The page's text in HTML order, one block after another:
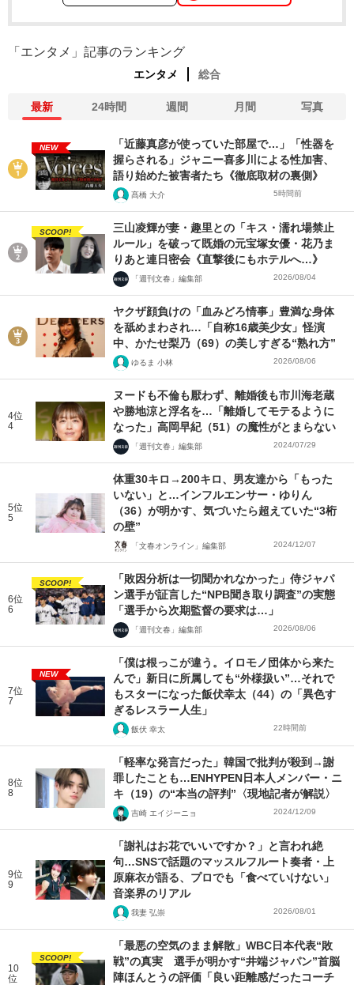
「エンタメ」記事のランキング
エンタメ 総合
最新 24時間 週間 月間 写真
NEW
「近藤真彦が使っていた部屋で…」「性器を
握らされる」ジャニー喜多川による性加害、
語り始めた被害者たち《徹底取材の裏側》
髙橋 大介 5時間前
SCOOP!
三山凌輝が妻・趣里との「キス・濡れ場禁止
ルール」を破って既婚の元宝塚女優・花乃ま
りあと連日密会《直撃後にもホテルへ…》
「週刊文春」編集部 2026/08/04
ヤクザ顔負けの「血みどろ情事」豊満な身体
を舐めまわされ…「自称16歳美少女」怪演
中、かたせ梨乃（69）の美しすぎる“熟れ方”
ゆるま 小林 2026/08/06
4位
4
ヌードも不倫も厭わず、離婚後も市川海老蔵
や勝地涼と浮名を…「離婚してモテるように
なった」高岡早紀（51）の魔性がとまらない
「週刊文春」編集部 2024/07/29
5位
5
体重30キロ→200キロ、男友達から「もった
いない」と…インフルエンサー・ゆりん
（36）が明かす、気づいたら超えていた“3桁
の壁”
「文春オンライン」編集部 2024/12/07
6位
6
SCOOP!
「敗因分析は一切聞かれなかった」侍ジャパ
ン選手が証言した“NPB聞き取り調査”の実態
「選手から次期監督の要求は…」
「週刊文春」編集部 2026/08/06
7位
7
NEW
「僕は根っこが違う。イロモノ団体から来た
んで」新日に所属しても“外様扱い”…それで
もスターになった飯伏幸太（44）の「異色す
ぎるレスラー人生」
飯伏 幸太 22時間前
8位
8
「軽率な発言だった」韓国で批判が殺到→謝
罪したことも…ENHYPEN日本人メンバー・ニ
キ（19）の“本当の評判”〈現地記者が解説〉
吉崎 エイジーニョ 2024/12/09
9位
9
「謝礼はお花でいいですか？」と言われ絶
句…SNSで話題のマッスルフルート奏者・上
原麻衣が語る、プロでも「食べていけない」
音楽界のリアル
我妻 弘崇 2026/08/01
10
位
SCOOP!
「最悪の空気のまま解散」WBC日本代表“敗
戦”の真実 選手が明かす“井端ジャパン”首脳
陣ほんとうの評価「良い距離感だったコーチ